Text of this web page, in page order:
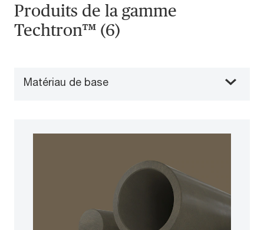
Produits de la gamme
Techtron™ (6)
Matériau de base